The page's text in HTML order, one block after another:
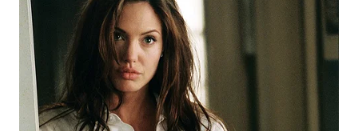
WAHANA
WAHANA
TANI